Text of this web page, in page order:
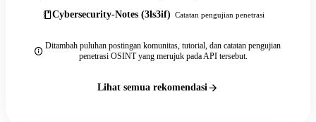
Cybersecurity-Notes (3ls3if) Catatan pengujian penetrasi
Ditambah puluhan postingan komunitas, tutorial, dan catatan pengujian
penetrasi OSINT yang merujuk pada API tersebut.
Lihat semua rekomendasi